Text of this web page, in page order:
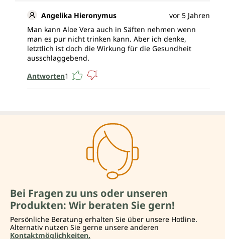
Angelika Hieronymus
vor 5 Jahren
Man kann Aloe Vera auch in Säften nehmen wenn
man es pur nicht trinken kann. Aber ich denke,
letztlich ist doch die Wirkung für die Gesundheit
ausschlaggebend.
Antworten1
Bei Fragen zu uns oder unseren
Produkten: Wir beraten Sie gern!
Persönliche Beratung erhalten Sie über unsere Hotline.
Alternativ nutzen Sie gerne unsere anderen
Kontaktmöglichkeiten.